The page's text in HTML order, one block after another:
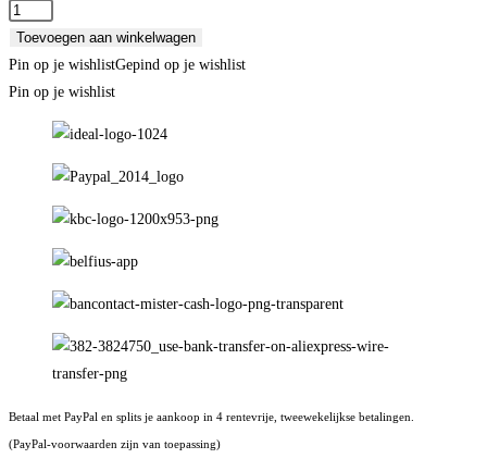
Green
Garden
-
popeline
Toevoegen aan winkelwagen
Pin op je wishlistGepind op je wishlist
Pin op je wishlist
Betaal met PayPal en splits je aankoop in 4 rentevrije, tweewekelijkse betalingen.
(PayPal-voorwaarden zijn van toepassing)